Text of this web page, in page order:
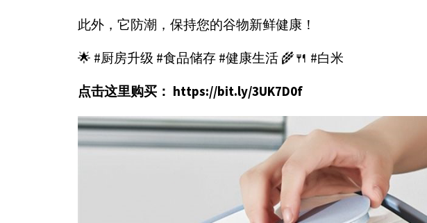
此外，它防潮，保持您的谷物新鲜健康！
🌟 #厨房升级 #食品储存 #健康生活 🌾🍴 #白米
点击这里购买： https://bit.ly/3UK7D0f